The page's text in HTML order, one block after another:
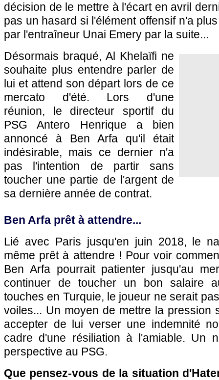
décision de le mettre à l'écart en avril
pas un hasard si l'élément offensif n'a
par l'entraîneur Unai Emery par la suite...
Désormais braqué, Al Khelaïfi ne
souhaite plus entendre parler de
lui et attend son départ lors de ce
mercato d'été. Lors d'une
réunion, le directeur sportif du
PSG Antero Henrique a bien
annoncé à Ben Arfa qu'il était
indésirable, mais ce dernier n'a
pas l'intention de partir sans
toucher une partie de l'argent de
sa dernière année de contrat.
Ben Arfa prêt à attendre...
Lié avec Paris jusqu'en juin 2018, le
même prêt à attendre ! Pour voir
Ben Arfa pourrait patienter jusqu'au
continuer de toucher un bon salaire
touches en Turquie, le joueur ne serait
voiles... Un moyen de mettre la pression
accepter de lui verser une indemnité
cadre d'une résiliation à l'amiable. Un
perspective au PSG.
Que pensez-vous de la situation